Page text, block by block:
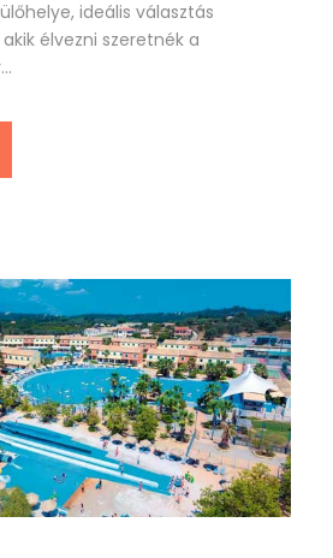
ideális választás
élvezni szeretnék a